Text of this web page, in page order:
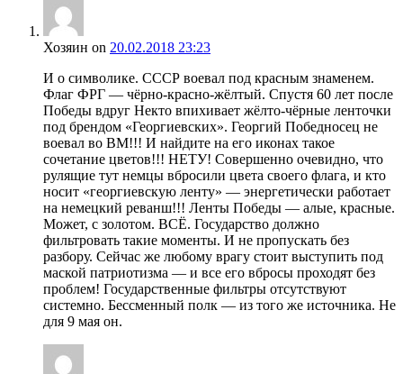
Хозяин on 20.02.2018 23:23
И о символике. СССР воевал под красным знаменем.
Флаг ФРГ — чёрно-красно-жёлтый. Спустя 60 лет после
Победы вдруг Некто впихивает жёлто-чёрные ленточки
под брендом «Георгиевских». Георгий Победносец не
воевал во ВМ!!! И найдите на его иконах такое
сочетание цветов!!! НЕТУ! Совершенно очевидно, что
рулящие тут немцы вбросили цвета своего флага, и кто
носит «георгиевскую ленту» — энергетически работает
на немецкий реванш!!! Ленты Победы — алые, красные.
Может, с золотом. ВСЁ. Государство должно
фильтровать такие моменты. И не пропускать без
разбору. Сейчас же любому врагу стоит выступить под
маской патриотизма — и все его вбросы проходят без
проблем! Государственные фильтры отсутствуют
системно. Бессменный полк — из того же источника. Не
для 9 мая он.